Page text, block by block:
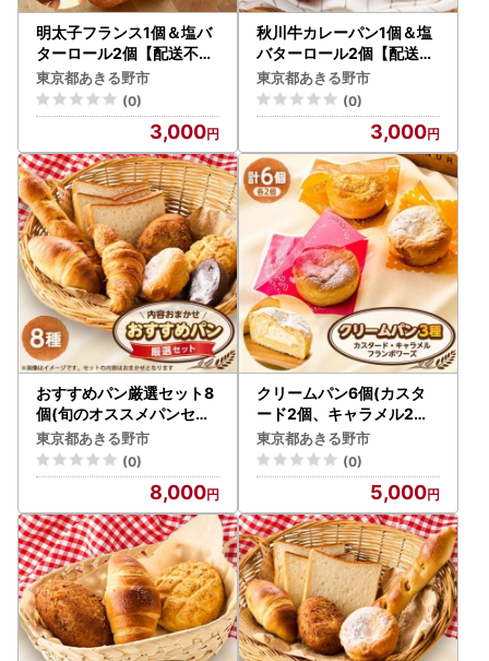
明太子フランス1個＆塩バ
ターロール2個【配送不可
地域：離島】【1599126
】
東京都あきる野市
(0)
3,000
秋川牛カレーパン1個＆塩
バターロール2個【配送不
可地域：離島】【159912
8】
東京都あきる野市
(0)
3,000
おすすめパン厳選セット8
個(旬のオススメパンセッ
ト)【配送不可地域：離島
】【1497080】
東京都あきる野市
(0)
8,000
クリームパン6個(カスタ
ード2個、キャラメル2個
、フランボワーズ2個)【
配送不可地域：離島】【1
497075】
東京都あきる野市
(0)
5,000